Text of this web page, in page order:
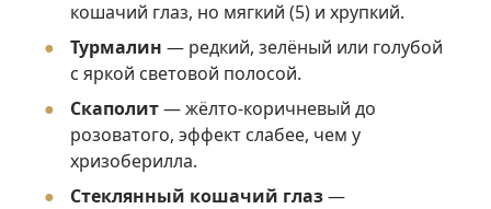
кошачий глаз, но мягкий (5) и хрупкий.
Турмалин — редкий, зелёный или голубой
с яркой световой полосой.
Скаполит— жёлто-коричневый до
розоватого, эффект слабее, чем у
хризоберилла.
Стеклянный кошачий глаз—